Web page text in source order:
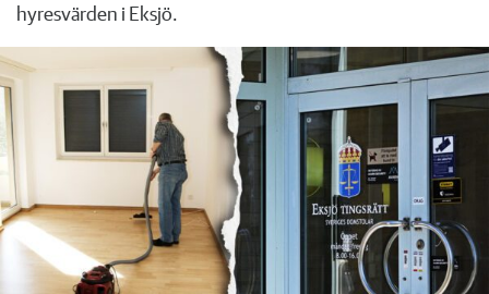
hyresvärden i Eksjö.